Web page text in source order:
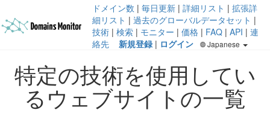
ドメイン数 | 毎日更新 | 詳細リスト | 拡張詳
細リスト | 過去のグローバルデータセット |
技術 | 検索 | モニター | 価格 | FAQ | API | 連
絡先
新規登録 | ログイン Japanese
特定の技術を使用してい
るウェブサイトの一覧